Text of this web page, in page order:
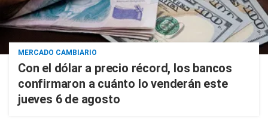
MERCADO CAMBIARIO
Con el dólar a precio récord, los bancos
confirmaron a cuánto lo venderán este
jueves 6 de agosto